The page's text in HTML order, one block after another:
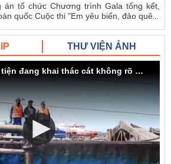
án tổ chức Chương trình Gala tổng kết,
quốc Cuộc thi "Em yêu biển, đảo quê...
THƯ VIỆN ẢNH
Tạm giữ phương tiện đang khai thác cát không rõ nguồn gốc